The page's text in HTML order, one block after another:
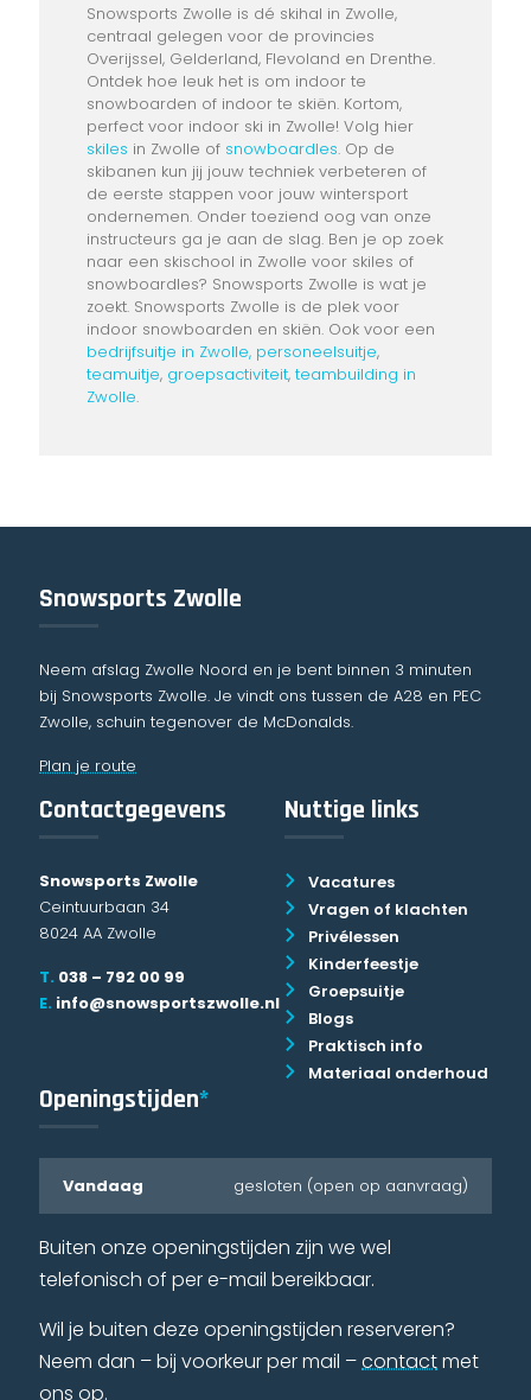
Snowsports Zwolle is dé skihal in Zwolle,
centraal gelegen voor de provincies
Overijssel, Gelderland, Flevoland en Drenthe.
Ontdek hoe leuk het is om indoor te
snowboarden of indoor te skiën. Kortom,
perfect voor indoor ski in Zwolle! Volg hier
skiles in Zwolle of snowboardles. Op de
skibanen kun jij jouw techniek verbeteren of
de eerste stappen voor jouw wintersport
ondernemen. Onder toeziend oog van onze
instructeurs ga je aan de slag. Ben je op zoek
naar een skischool in Zwolle voor skiles of
snowboardles? Snowsports Zwolle is wat je
zoekt. Snowsports Zwolle is de plek voor
indoor snowboarden en skiën. Ook voor een
bedrijfsuitje in Zwolle, personeelsuitje,
teamuitje, groepsactiviteit, teambuilding in
Zwolle.
Openingstijden*
Vandaag gesloten (open op aanvraag)
Buiten onze openingstijden zijn we wel
telefonisch of per e-mail bereikbaar.
Wil je buiten deze openingstijden reserveren?
Neem dan – bij voorkeur per mail –contactmet
ons op.
Snowsports Zwolle
Neem afslag Zwolle Noord en je bent binnen 3 minuten
bij Snowsports Zwolle. Je vindt ons tussen de A28 en PEC
Zwolle, schuin tegenover de McDonalds.
Plan je route
Contactgegevens
Snowsports Zwolle
Ceintuurbaan 34
8024 AA Zwolle
T. 038 – 792 00 99
E. info@snowsportszwolle.nl
Nuttige links
Vacatures
Vragen of klachten
Privélessen
Kinderfeestje
Groepsuitje
Blogs
Praktisch info
Materiaal onderhoud